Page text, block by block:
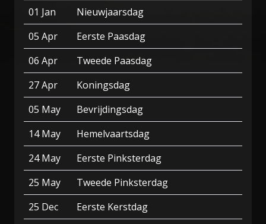
01 Jan
Nieuwjaarsdag
05 Apr
Eerste Paasdag
06 Apr
Tweede Paasdag
27 Apr
Koningsdag
05 May
Bevrijdingsdag
14 May
Hemelvaartsdag
24 May
Eerste Pinksterdag
25 May
Tweede Pinksterdag
25 Dec
Eerste Kerstdag